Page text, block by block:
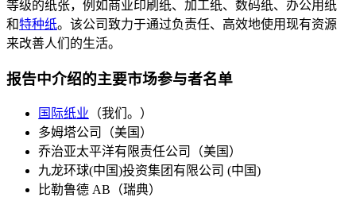
等级的纸张，例如商业印刷纸、加工纸、数码纸、办公用纸
和特种纸。该公司致力于通过负责任、高效地使用现有资源
来改善人们的生活。
报告中介绍的主要市场参与者名单
国际纸业 （我们。）
多姆塔公司（美国）
乔治亚太平洋有限责任公司（美国）
九龙环球(中国)投资集团有限公司 (中国)
比勒鲁德 AB（瑞典）